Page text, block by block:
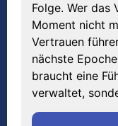
Folge. Wer das
Moment nicht
Vertrauen
nächste
braucht eine
verwaltet,